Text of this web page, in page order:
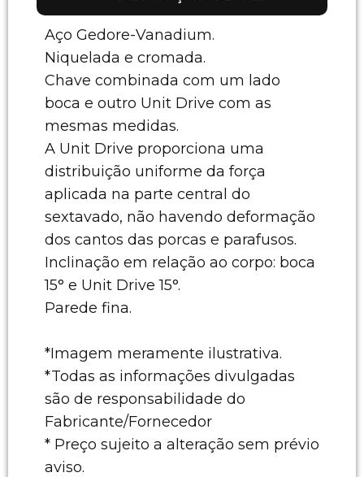
Aço Gedore-Vanadium.
Niquelada e cromada.
Chave combinada com um lado
boca e outro Unit Drive com as
mesmas medidas.
A Unit Drive proporciona uma
distribuição uniforme da força
aplicada na parte central do
sextavado, não havendo deformação
dos cantos das porcas e parafusos.
Inclinação em relação ao corpo: boca
15° e Unit Drive 15°.
Parede fina.
*Imagem meramente ilustrativa.
*Todas as informações divulgadas
são de responsabilidade do
Fabricante/Fornecedor
* Preço sujeito a alteração sem prévio
aviso.